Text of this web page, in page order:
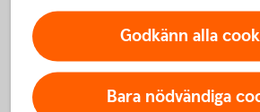
Var också uppmärksam på att om du
och får ett tillgodokvitto, kan även det
begränsar hur och när du kan använda
Godkänn alla
Bara nödvändiga